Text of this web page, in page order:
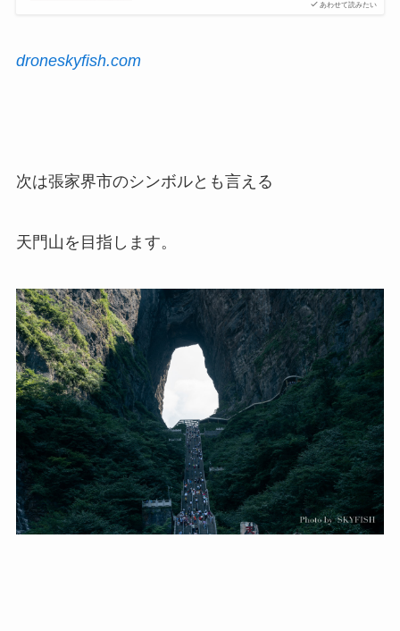
あわせて読みたい
droneskyfish.com
次は張家界市のシンボルとも言える
天門山を目指します。